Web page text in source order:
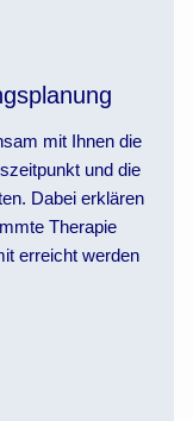
mit Ihnen die
und die
Dabei erklären
Therapie
erreicht werden